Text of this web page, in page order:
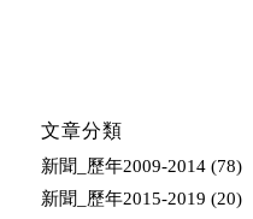
文章分類
新聞_歷年2009-2014(78)
新聞_歷年2015-2019 (20)